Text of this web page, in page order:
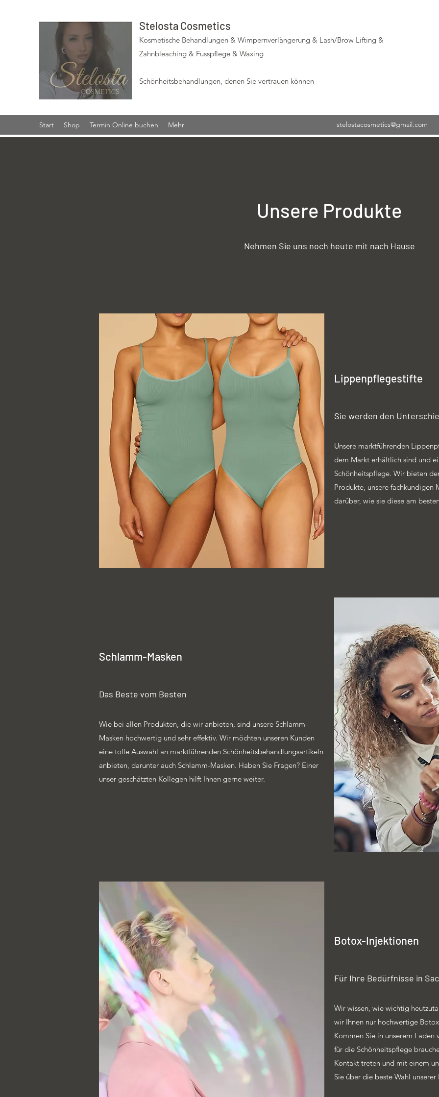
Stelosta Cosmetics
Kosmetische Behandlungen & Wimpernverlängerung & Lash/Brow Lifting &
Zahnbleaching & Fusspflege & Waxing
Schönheitsbehandlungen, denen Sie vertrauen können
Start Shop Termin Online buchen Mehr stelostacosmetics@gmail.com
Unsere Produkte
Nehmen Sie uns noch heute mit nach Hause
Lippenpflegestifte
Sie werden den
Unsere marktführenden
dem Markt erhältlich sind und
Schönheitspflege. Wir bieten
Produkte, unsere fachkundigen
darüber, wie sie diese am
Schlamm-Masken
Das Beste vom Besten
Wie bei allen Produkten, die wir anbieten, sind unsere Schlamm-
Masken hochwertig und sehr effektiv. Wir möchten unseren Kunden
eine tolle Auswahl an marktführenden Schönheitsbehandlungsartikeln
anbieten, darunter auch Schlamm-Masken. Haben Sie Fragen? Einer
unser geschätzten Kollegen hilft Ihnen gerne weiter.
Botox-Injektionen
Für Ihre Bedürfnisse in
Wir wissen, wie wichtig
wir Ihnen nur hochwertige
Kommen Sie in unserem Laden
für die Schönheitspflege
Kontakt treten und mit einem
Sie über die beste Wahl